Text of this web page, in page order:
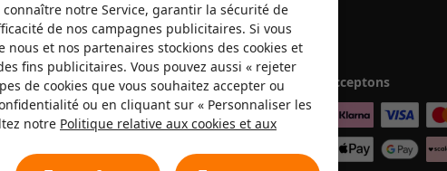
Nous acceptons
notre Service, garantir la sécurité de
de nos campagnes publicitaires. Si vous
nous et nos partenaires stockions des cookies et
fins publicitaires. Vous pouvez aussi « rejeter
de cookies que vous souhaitez accepter ou
ou en cliquant sur « Personnaliser les
notre Politique relative aux cookies et aux